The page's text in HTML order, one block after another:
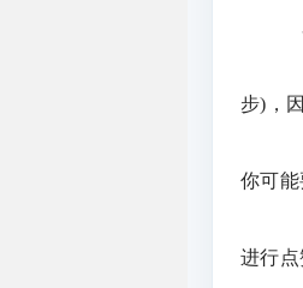
步)，
你可
进行